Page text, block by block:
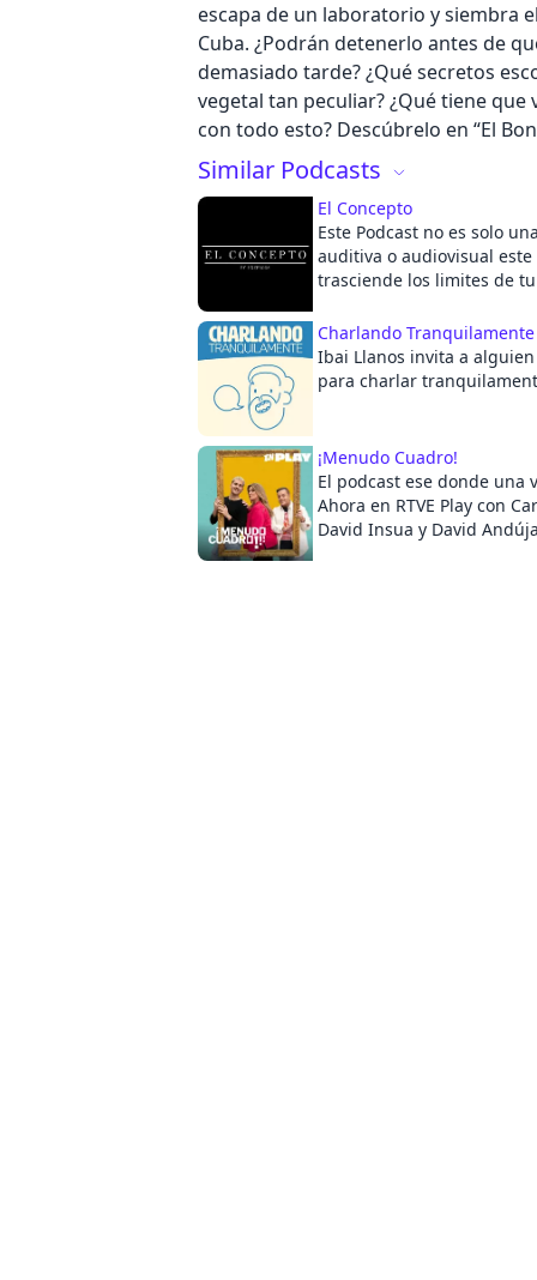
escapa de un laboratorio y siembra
Cuba. ¿Podrán detenerlo antes de
demasiado tarde? ¿Qué secretos
vegetal tan peculiar? ¿Qué tiene que
con todo esto? Descúbrelo en “El
Similar Podcasts
El Concepto
Este Podcast no es solo
auditiva o audiovisual este
trasciende los limites de
un Concepto mayor, antes
entendiendo. Tu solo
disfruta.
Charlando Tranquilamente
Ibai Llanos invita a
para charlar
¡Menudo Cuadro!
El podcast ese donde una
Ahora en RTVE Play con
David Insua y David Andújar. Cada